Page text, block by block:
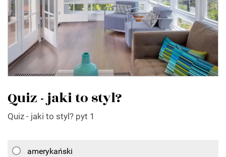
Quiz - jaki to styl?
Quiz - jaki to styl? pyt 1
amerykański